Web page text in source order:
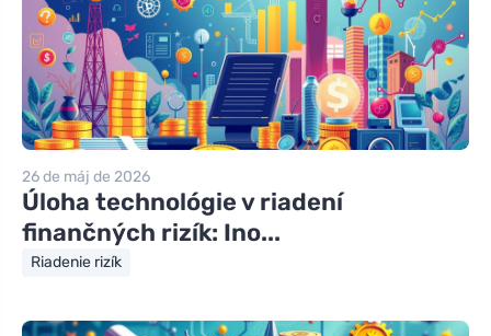
26 de máj de 2026
Úloha technológie v riadení
finančných rizík: Ino...
Riadenie rizík